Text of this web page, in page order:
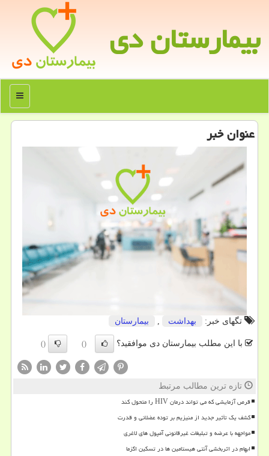
بیمارستان دی
منو
عنوان خبر
تگهای خبر: بهداشت بیمارستان
با این مطلب بیمارستان دی موافقید؟ ()
()
تازه ترین مطالب مرتبط
قرص آزمایشی که می تواند درمان HIV را متحول کند
کشف یک تأثیر جدید از منیزیم بر توده عضلانی و قدرت
مواجهه با عرضه و تبلیغات غیرقانونی آمپول های لاغری
ابهام در اثربخشی آنتی هیستامین ها در تسکین اگزما